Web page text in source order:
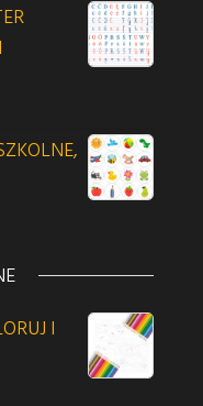
70,00 zł.
wynosi: 60,00 zł.
I
30,00 zł.
wynosi: 25,00 zł.